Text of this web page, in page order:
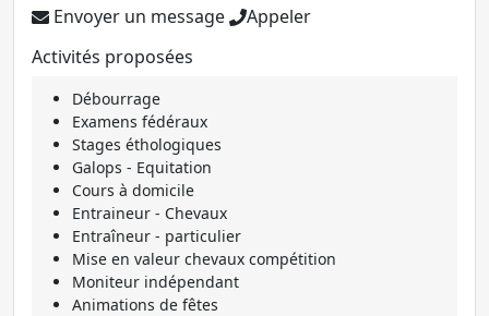
Envoyer un message
Appeler
Activités proposées
Débourrage
Examens fédéraux
Stages éthologiques
Galops - Equitation
Cours à domicile
Entraineur - Chevaux
Entraîneur - particulier
Mise en valeur chevaux compétition
Moniteur indépendant
Animations de fêtes